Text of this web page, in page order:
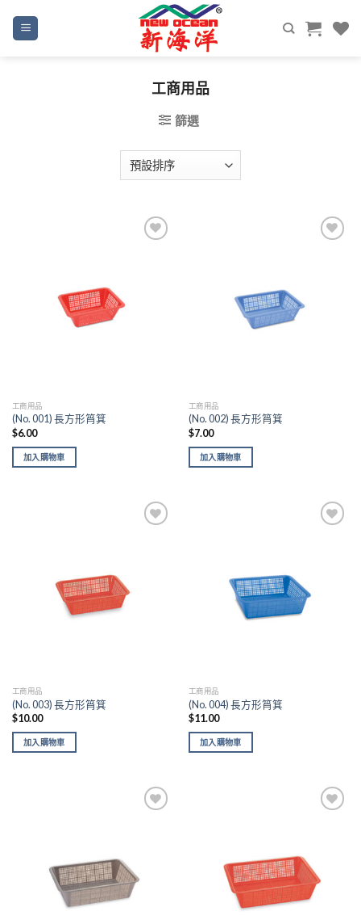
content
工商用品
篩選
工商用品
(No. 001) 長方形筲箕
$6.00
加入購物車
工商用品
(No. 002) 長方形筲箕
$7.00
加入購物車
工商用品
(No. 003) 長方形筲箕
$10.00
加入購物車
工商用品
(No. 004) 長方形筲箕
$11.00
加入購物車